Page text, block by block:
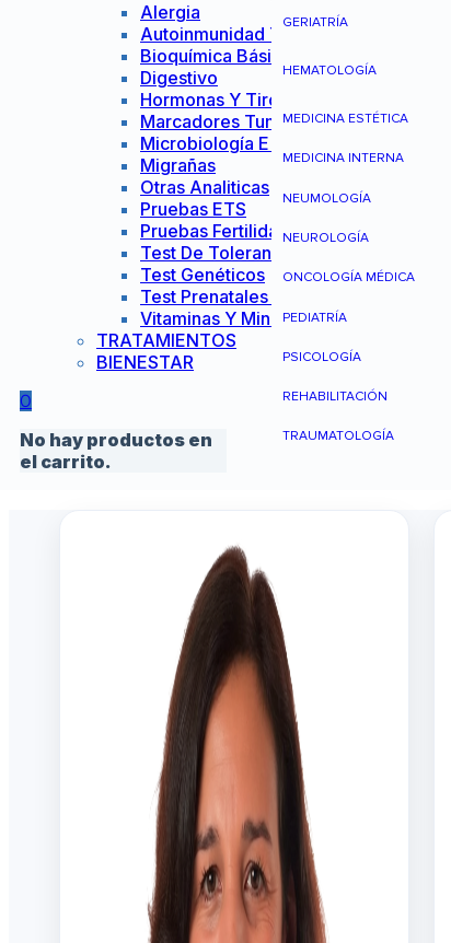
GERIATRÍA
HEMATOLOGÍA
MEDICINA ESTÉTICA
MEDICINA INTERNA
NEUMOLOGÍA
NEUROLOGÍA
ONCOLOGÍA MÉDICA
PEDIATRÍA
PSICOLOGÍA
REHABILITACIÓN
TRAUMATOLOGÍA
Alergia
Autoinmunidad Y Reumatología
Bioquímica Básica
Digestivo
Hormonas Y Tiroides
Marcadores Tumorales
Microbiología E Infecciones
Migrañas
Otras Analiticas
Pruebas ETS
Pruebas Fertilidad Mujer
Test De Tolerancia Alimentaria
Test Genéticos
Test Prenatales No Invasivos
Vitaminas Y Minerales
TRATAMIENTOS
BIENESTAR
0
No hay productos en
el carrito.